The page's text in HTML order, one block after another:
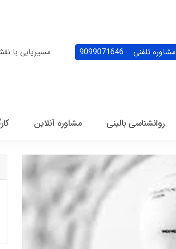
مشاوره تلفنی 9099071646 مسیریابی با
روانشناسی بالینی مشاوره آنلاین